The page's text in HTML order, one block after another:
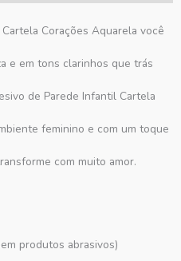
Corações Aquarela você
e em tons clarinhos que trás
de Parede Infantil Cartela
feminino e com um toque
com muito amor.
produtos abrasivos)